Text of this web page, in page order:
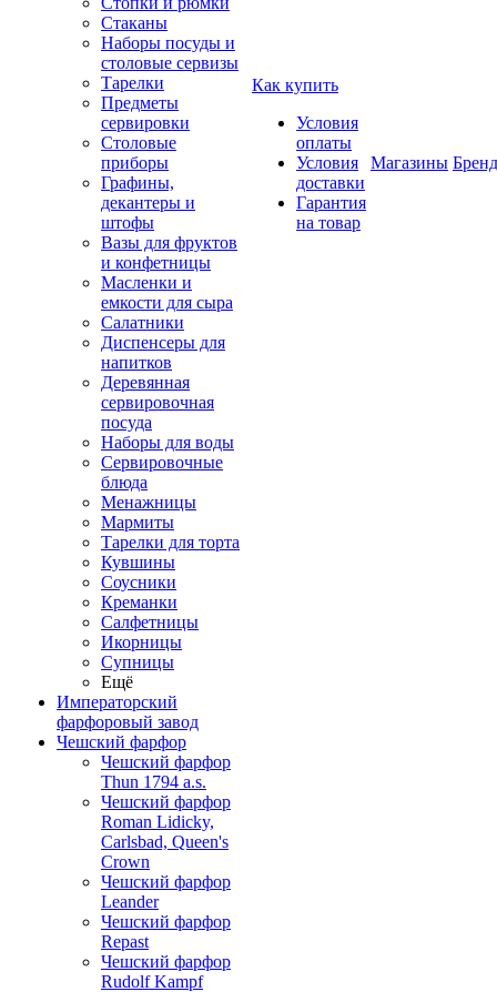
Стаканы
Наборы посуды и
столовые сервизы
Тарелки
Предметы
сервировки
Столовые
приборы
Графины,
декантеры и
штофы
Вазы для фруктов
и конфетницы
Масленки и
емкости для сыра
Салатники
Диспенсеры для
напитков
Деревянная
сервировочная
посуда
Наборы для воды
Сервировочные
блюда
Менажницы
Мармиты
Тарелки для торта
Кувшины
Соусники
Креманки
Салфетницы
Икорницы
Супницы
Ещё
Императорский
фарфоровый завод
Чешский фарфор
Чешский фарфор
Thun 1794 a.s.
Чешский фарфор
Roman Lidicky,
Carlsbad, Queen's
Crown
Чешский фарфор
Leander
Чешский фарфор
Repast
Чешский фарфор
Rudolf Kampf
Как купить
Условия
оплаты
Условия
доставки
Гарантия
на товар
Магазины